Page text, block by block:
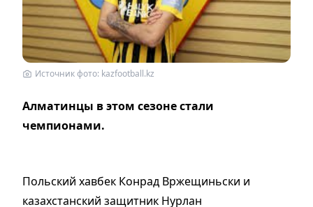
Источник фото: kazfootball.kz
Алматинцы в этом сезоне стали
чемпионами.
Польский хавбек Конрад Вржещиньски и
казахстанский защитник Нурлан